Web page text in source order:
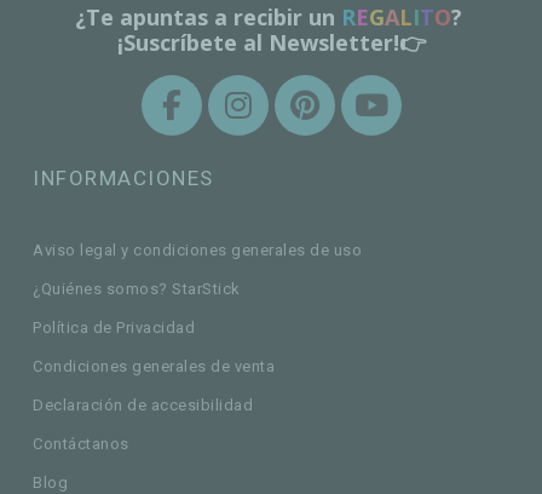
¿Te apuntas a recibir un REGALITO?
¡Suscríbete al Newsletter!👉
INFORMACIONES
Aviso legal y condiciones generales de uso
¿Quiénes somos? StarStick
Política de Privacidad
Condiciones generales de venta
Declaración de accesibilidad
Contáctanos
Blog